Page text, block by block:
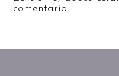
comentario.